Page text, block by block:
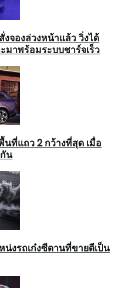
งจองล่วงหน้าแล้ว วิ่งได้
มาพร้อมระบบชาร์จเร็ว
นที่แถว 2 กว้างที่สุด เมื่อ
น
น่งรถเก๋งซีดานที่ขายดีเป็น